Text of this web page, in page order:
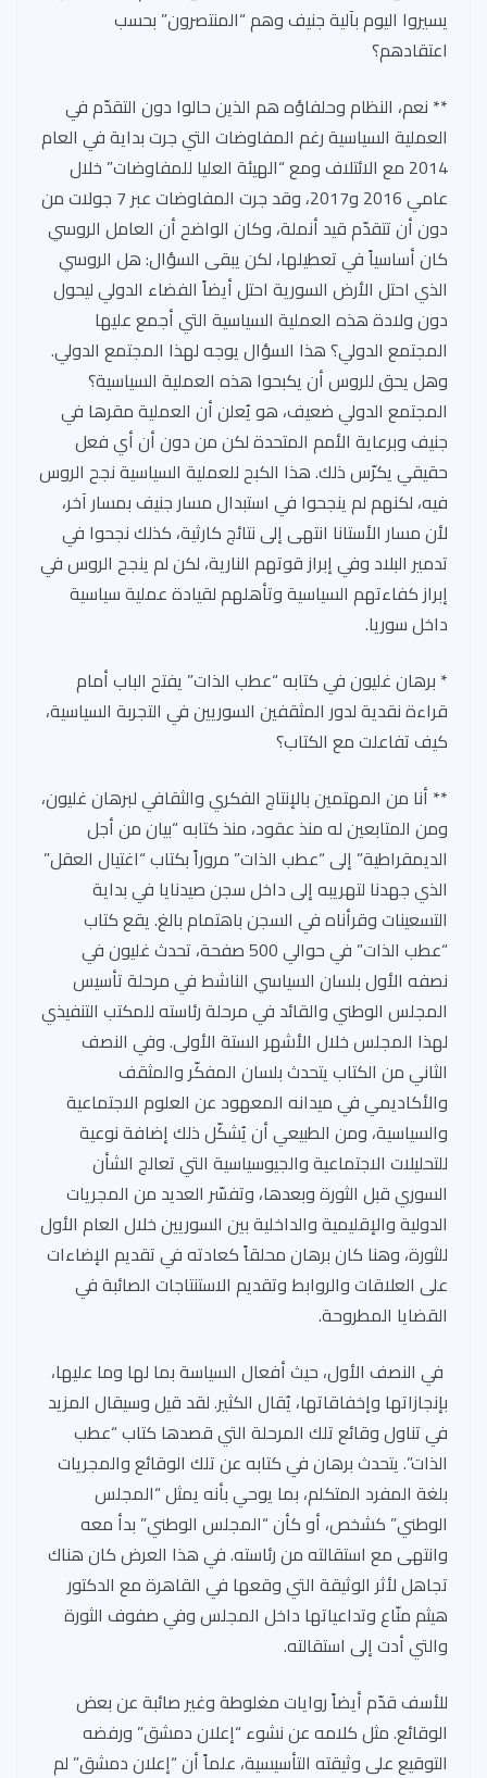
يسيروا اليوم بآلية جنيف وهم “المنتصرون” بحسب
اعتقادهم؟
** نعم، النظام وحلفاؤه هم الذين حالوا دون التقدّم في
العملية السياسية رغم المفاوضات التي جرت بداية في العام
2014 مع الائتلاف ومع “الهيئة العليا للمفاوضات” خلال
عامي 2016 و2017، وقد جرت المفاوضات عبر 7 جولات من
دون أن تتقدّم قيد أنملة، وكان الواضح أن العامل الروسي
كان أساسياً في تعطيلها، لكن يبقى السؤال: هل الروسي
الذي احتل الأرض السورية احتل أيضاً الفضاء الدولي ليحول
دون ولادة هذه العملية السياسية التي أجمع عليها
المجتمع الدولي؟ هذا السؤال يوجه لهذا المجتمع الدولي.
وهل يحق للروس أن يكبحوا هذه العملية السياسية؟
المجتمع الدولي ضعيف، هو يُعلن أن العملية مقرها في
جنيف وبرعاية الأمم المتحدة لكن من دون أن أي فعل
حقيقي يكرّس ذلك. هذا الكبح للعملية السياسية نجح الروس
فيه، لكنهم لم ينجحوا في استبدال مسار جنيف بمسار آخر،
لأن مسار الأستانا انتهى إلى نتائج كارثية، كذلك نجحوا في
تدمير البلاد وفي إبراز قوتهم النارية، لكن لم ينجح الروس في
إبراز كفاءتهم السياسية وتأهلهم لقيادة عملية سياسية
داخل سوريا.
* برهان غليون في كتابه “عطب الذات” يفتح الباب أمام
قراءة نقدية لدور المثقفين السوريين في التجربة السياسية،
كيف تفاعلت مع الكتاب؟
** أنا من المهتمين بالإنتاج الفكري والثقافي لبرهان غليون،
ومن المتابعين له منذ عقود، منذ كتابه “بيان من أجل
الديمقراطية” إلى “عطب الذات” مروراً بكتاب “اغتيال العقل”
الذي جهدنا لتهريبه إلى داخل سجن صيدنايا في بداية
التسعينات وقرأناه في السجن باهتمام بالغ. يقع كتاب
“عطب الذات” في حوالي 500 صفحة، تحدث غليون في
نصفه الأول بلسان السياسي الناشط في مرحلة تأسيس
المجلس الوطني والقائد في مرحلة رئاسته للمكتب التنفيذي
لهذا المجلس خلال الأشهر الستة الأولى. وفي النصف
الثاني من الكتاب يتحدث بلسان المفكّر والمثقف
والأكاديمي في ميدانه المعهود عن العلوم الاجتماعية
والسياسية، ومن الطبيعي أن يُشكّل ذلك إضافة نوعية
للتحليلات الاجتماعية والجيوسياسية التي تعالج الشأن
السوري قبل الثورة وبعدها، وتفسّر العديد من المجريات
الدولية والإقليمية والداخلية بين السوريين خلال العام الأول
للثورة، وهنا كان برهان محلقاً كعادته في تقديم الإضاءات
على العلاقات والروابط وتقديم الاستنتاجات الصائبة في
القضايا المطروحة.
في النصف الأول، حيث أفعال السياسة بما لها وما عليها،
بإنجازاتها وإخفاقاتها، يُقال الكثير. لقد قيل وسيقال المزيد
في تناول وقائع تلك المرحلة التي قصدها كتاب “عطب
الذات”. يتحدث برهان في كتابه عن تلك الوقائع والمجريات
بلغة المفرد المتكلم، بما يوحي بأنه يمثل “المجلس
الوطني” كشخص، أو كأن “المجلس الوطني” بدأ معه
وانتهى مع استقالته من رئاسته. في هذا العرض كان هناك
تجاهل لأثر الوثيقة التي وقعها في القاهرة مع الدكتور
هيثم منّاع وتداعياتها داخل المجلس وفي صفوف الثورة
والتي أدت إلى استقالته.
للأسف قدّم أيضاً روايات مغلوطة وغير صائبة عن بعض
الوقائع. مثل كلامه عن نشوء “إعلان دمشق” ورفضه
التوقيع على وثيقته التأسيسية، علماً أن “إعلان دمشق” لم